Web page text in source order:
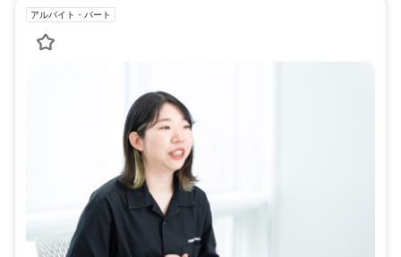
アルバイト・パート